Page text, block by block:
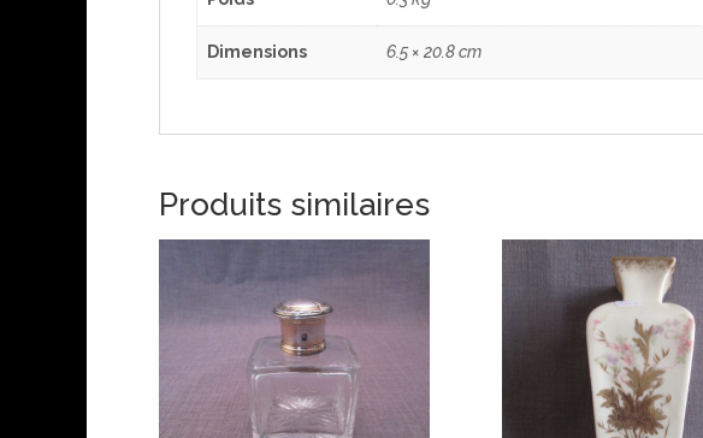
Dimensions 6.5 × 20.8 cm
Produits similaires